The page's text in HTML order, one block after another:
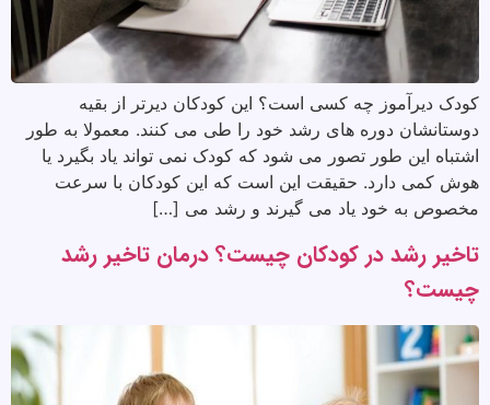
کودک دیرآموز چه کسی است؟ این کودکان دیرتر از بقیه
دوستانشان دوره های رشد خود را طی می کنند. معمولا به طور
اشتباه این طور تصور می شود که کودک نمی تواند یاد بگیرد یا
هوش کمی دارد. حقیقت این است که این کودکان با سرعت
مخصوص به خود یاد می گیرند و رشد می […]
تاخیر رشد در کودکان چیست؟ درمان تاخیر رشد
چیست؟